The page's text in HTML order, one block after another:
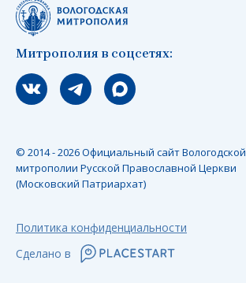
Митрополия в соцсетях:
Мы вконтакте
Мы в telegram
Мы в Макс
© 2014 - 2026 Официальный сайт Вологодской
митрополии Русской Православной Церкви
(Московский Патриархат)
Политика конфиденциальности
Сделано в